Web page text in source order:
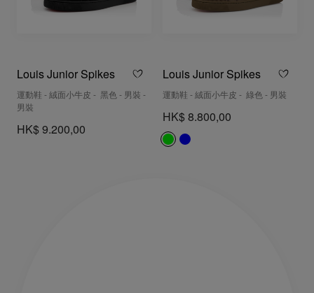
Louis Junior Spikes
運動鞋 - 絨面小牛皮 - 黑色 - 男裝 -
男裝
HK$ 9.200,00
Louis Junior Spikes
運動鞋 - 絨面小牛皮 - 綠色 - 男裝
HK$ 8.800,00